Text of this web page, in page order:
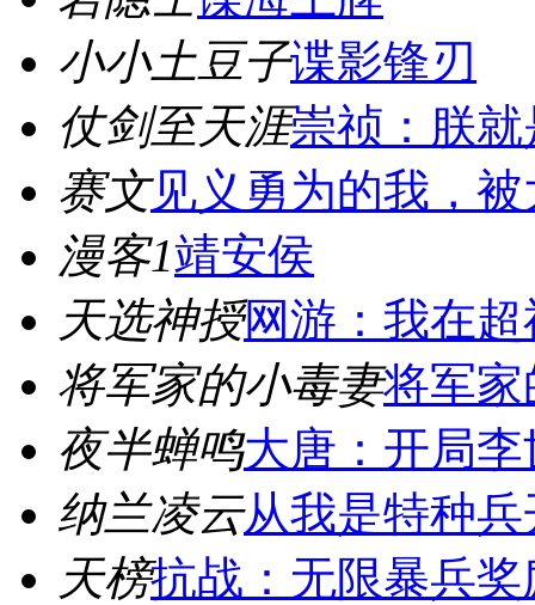
小小土豆子谍影锋刃
仗剑至天涯崇祯：朕
赛文见义勇为的我，
漫客1靖安侯
天选神授网游：我在
将军家的小毒妻将军
夜半蝉鸣大唐：开局
纳兰凌云从我是特种
天榜抗战：无限暴兵奖